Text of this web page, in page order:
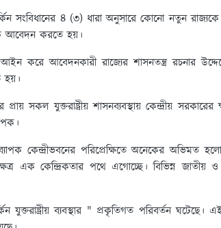
সংবিধানের ৪ (৩) ধারা অনুসারে কোনো নতুন রাজ্যকে
আবেদন করতে হয়।
করে আবেদনকারী রাজ্যের শাসনতন্ত্র রচনার
হয়।
প্রায় সকল যুক্তরাষ্ট্রীয় শাসনব্যবস্থায় কেন্দ্রীয়
কেন্দ্রীভবনের পরিপ্রেক্ষিতে অনেকের অভিমত হলো,
এক কেন্দ্রিকতার পথে এগোচ্ছে। বিভিন্ন জাতীয়
যুক্তরাষ্ট্রীয় ব্যবস্থার " প্রকৃতিগত পরিবর্তন ঘটেছে।